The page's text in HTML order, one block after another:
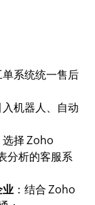
单系统统一售后
入机器人、自动
选择 Zoho
分析的客服系
业 ：结合 Zoho